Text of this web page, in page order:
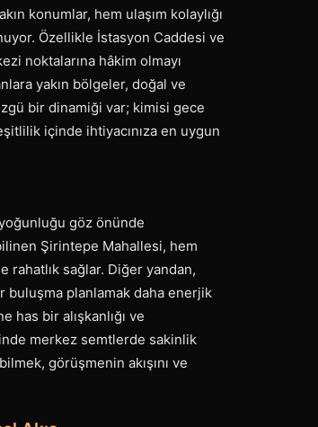
konumlar, hem ulaşım kolaylığı
Özellikle İstasyon Caddesi ve
noktalarına hâkim olmayı
yakın bölgeler, doğal ve
bir dinamiği var; kimisi gece
içinde ihtiyacınıza en uygun
yoğunluğu göz önünde
Şirintepe Mahallesi, hem
rahatlık sağlar. Diğer yandan,
planlamak daha enerjik
has bir alışkanlığı ve
merkez semtlerde sakinlik
görüşmenin akışını ve